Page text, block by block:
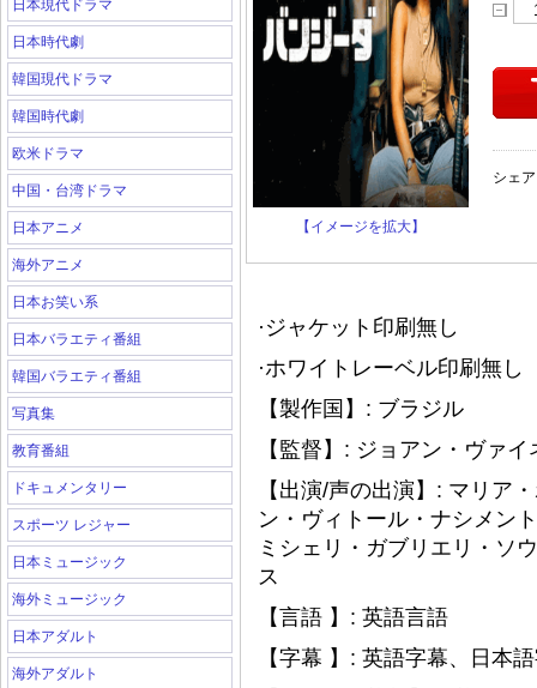
日本現代ドラマ
日本時代劇
韓国現代ドラマ
韓国時代劇
欧米ドラマ
中国・台湾ドラマ
日本アニメ
海外アニメ
日本お笑い系
日本バラエティ番組
韓国バラエティ番組
写真集
教育番組
ドキュメンタリー
スポーツ レジャー
日本ミュージック
海外ミュージック
日本アダルト
海外アダルト
【イメージを拡大】
シェ
·ジャケット印刷無し
·ホワイトレーベル印刷無
【製作国】: ブラジル
【監督】: ジョアン・ヴァイ
【出演/声の出演】: マリア
ン・ヴィトール・ナシメン
ミシェリ・ガブリエリ・ソ
ス
【言語 】: 英語言語
【字幕 】: 英語字幕、日本